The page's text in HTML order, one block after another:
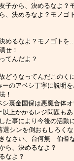
子から、決めるなよ？
、決めるなよ？モノゴ
めるなよ？モノゴトを
せ！
てんだよ？
どうなってんだこのく
ーのアベシ丁寧に説明
！
シ裏金国保は悪魔合体
以上かかるレジ問題も
た事により今後の活
選シンを倒おもしろく
きなさい、台何無 伯耆
ら、決めるなよ？
なよ？